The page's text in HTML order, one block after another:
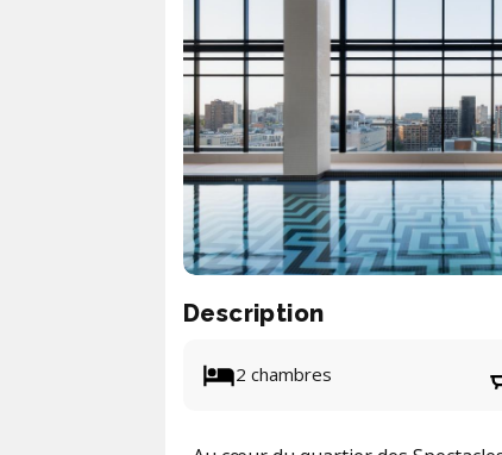
Description
2 chambres